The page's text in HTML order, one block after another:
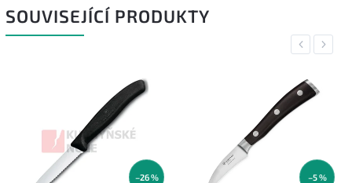
SOUVISEJÍCÍ PRODUKTY
Previous
–26 % –5 %
Next